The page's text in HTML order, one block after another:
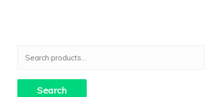
for:
Search